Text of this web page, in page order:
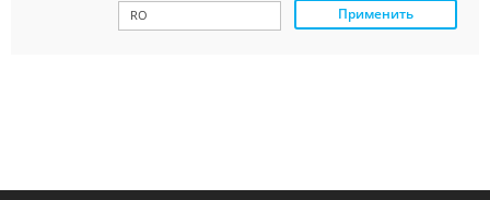
Применить